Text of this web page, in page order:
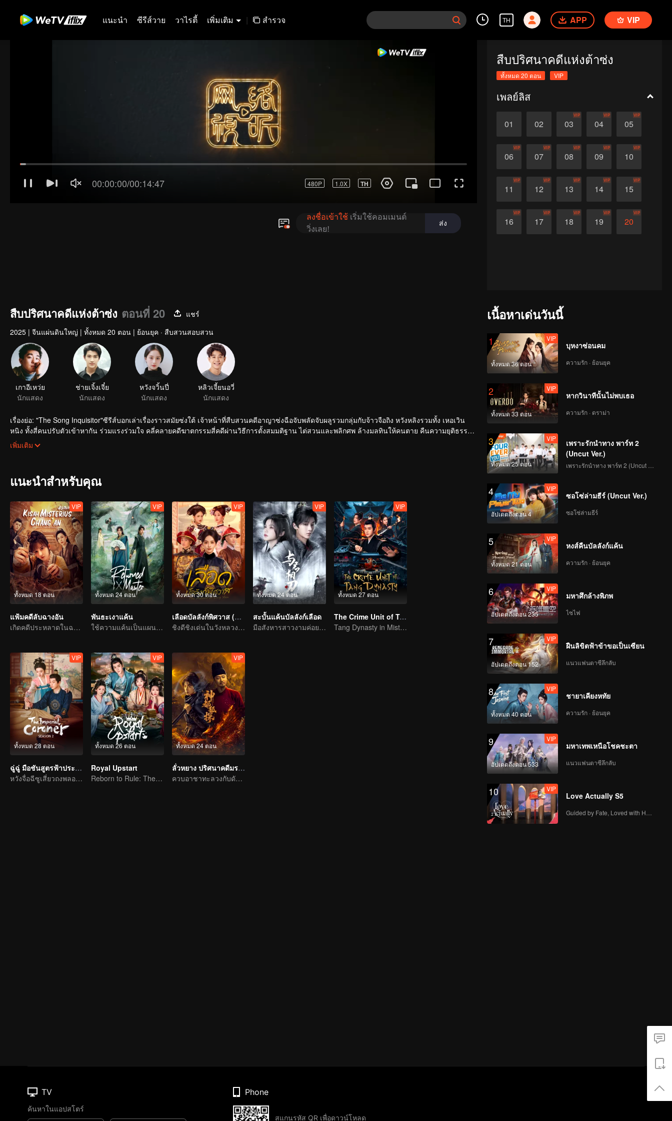
แนะนำ ซีรีส์วาย วาไรตี้ เพิ่มเติม | สำรวจ TH APP VIP
สืบปริศนาคดีแห่งต้าซ่ง
ทั้งหมด 20 ตอน VIP
เพลย์ลิส
01 02 03
VIP
04
VIP
05
VIP
06
VIP
07
VIP
08
VIP
09
VIP
10
VIP
11
VIP
12
VIP
13
VIP
14
VIP
15
VIP
16
VIP
17
VIP
18
VIP
19
VIP
20
VIP
สืบปริศนาคดีแห่งต้าซ่ง ตอนที่ 20
แชร์
2025 | จีนแผ่นดินใหญ่ | ทั้งหมด 20 ตอน | ย้อนยุค · สืบสวนสอบสวน
เกาอีเหว่ย
นักแสดง
ช่ายเจิ้งเจี๋ย
นักแสดง
หวังจวิ้นปี่
นักแสดง
หลิวเจี้ยนอวี่
นักแสดง
เรื่องย่อ: "The Song Inquisitor"ซีรีส์บอกเล่าเรื่องราวสมัยซ่งใต้ เจ้าหน้าที่สืบสวนคดีอาญาซ่งฉือจับพลัดจับผลูรวมกลุ่มกับจ้าวจือถิง หวังหลิงรวมทั้ง เหอเวิน
หนิง ทั้งสี่คนปรับตัวเข้าหากัน ร่วมแรงร่วมใจ คลี่คลายคดีฆาตกรรมสี่คดีผ่านวิธีการตั้งสมมติฐาน ไต่สวนและพลิกศพ ล้างมลทินให้คนตาย คืนความยุติธรรม
ให้คนมีชีวิต
เพิ่มเติม
แนะนำสำหรับคุณ
ทั้งหมด 18 ตอน
VIP
แฟ้มคดีลับฉางอัน
เกิดคดีประหลาดในฉางอันบ่อยครั้ง คนใจกล้าเชิญเข้ามา
ทั้งหมด 24 ตอน
VIP
พันธะเงาแค้น
ใช้ความแค้นเป็นแผนการ มิตรภาพพันผูก
ทั้งหมด 30 ตอน
VIP
เลือดบัลลังก์พิศวาส (พากย์ไทย)
ชิงดีชิงเด่นในวังหลวง! สตรีเด็ดเดี่ยวลุกขึ้นสู้
ทั้งหมด 24 ตอน
VIP
สะบั้นแค้นบัลลังก์เลือด
มือสังหารสาวงามค่อย ๆ ไล่ล่าองค์ชายแสนรัก
ทั้งหมด 27 ตอน
VIP
The Crime Unit of Tang Dynasty
Tang Dynasty in Mist: Crack the Serial Killings!
ทั้งหมด 28 ตอน
VIP
ฉู่ฉู่ มือชันสูตรฟ้าประทาน ภาค 2
หวังจื่อฉีซูเสี่ยวถงพลอดรักสืบคดี
ทั้งหมด 26 ตอน
VIP
Royal Upstart
Reborn to Rule: The Ultimate Live-in Son-in-Law
ทั้งหมด 24 ตอน
VIP
ลั่วหยาง ปริศนาคดีมรณะ
ควบอาชาทะลวงกับดัก สืบคดีปริศนาแห่งนครเทพ
เนื้อหาเด่นวันนี้
1
ทั้งหมด 36 ตอน
VIP
บุหงาซ่อนคม
ความรัก · ย้อนยุค
2
ทั้งหมด 33 ตอน
VIP
หากวินาทีนั้นไม่พบเธอ
ความรัก · ดราม่า
3
ทั้งหมด 25 ตอน
VIP
เพราะรักนำทาง พาร์ท 2
(Uncut Ver.)
4
อัปเดตถึงตอน 4
VIP
ซอโซ่ล่ามธีร์ (Uncut Ver.)
ซอโซ่ล่ามธีร์
5
ทั้งหมด 21 ตอน
VIP
หงส์คืนบัลลังก์แค้น
ความรัก · ย้อนยุค
6
อัปเดตถึงตอน 235
VIP
มหาศึกล้างพิภพ
ไซไฟ
7
อัปเดตถึงตอน 152
VIP
ฝืนลิขิตฟ้าข้าขอเป็นเซียน
แนวแฟนตาซีลึกลับ
8
ทั้งหมด 40 ตอน
VIP
ชายาเคียงหทัย
ความรัก · ย้อนยุค
9
อัปเดตถึงตอน 533
VIP
มหาเทพเหนือโชคชะตา
แนวแฟนตาซีลึกลับ
10 VIP
Love Actually S5
TV
ค้นหาในแอปสโตร์
Phone
สแกนรหัส QR เพื่อดาวน์โหลด